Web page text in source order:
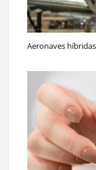
Aeronaves